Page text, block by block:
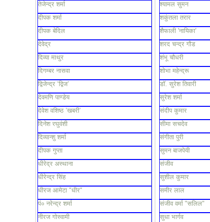
श्यामल सुमन
शकुंतला तरार
शैफाली 'नायिका'
शरद चन्द्र गौड
शंभू चौधरी
शोभा महेन्द्रू
डॉ. सुरेश तिवारी
सुरेश शर्मा
संदीप कुमार
सीमा सचदेव
संगीता पुरी
सुमन बाजपेयी
संजीव
सुशील कुमार
समीर लाल
संजीव वर्मा "सलिल"
सुधा भार्गव
तेजेन्द्र शर्मा
दीपक शर्मा
दीपक बेदिल
देवेद्र
दिव्या माथुर
दिगम्बर नासवा
द्विजेन्द्र ‘द्विज’
देवमणि पाण्डेय
देवेश वशिष्ठ ’खबरी’
दिनेश रघुवंशी
दिव्यान्शु शर्मा
दीपक गुप्ता
धीरेद्र अस्थाना
धीरेन्द्र सिंह
धीरज आमेटा "धीर"
पं० नरेन्द्र शर्मा
नीरज गोस्वामी